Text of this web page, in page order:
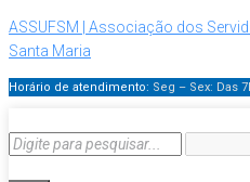
ASSUFSM | Associação dos
Santa Maria
Horário de atendimento: Seg – Sex: Das